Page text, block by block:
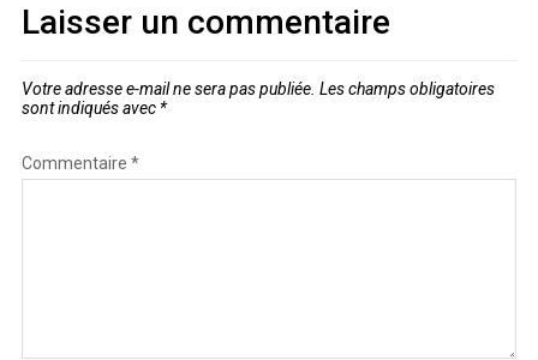
Laisser un commentaire
Votre adresse e-mail ne sera pas publiée. Les champs obligatoires
sont indiqués avec *
Commentaire *